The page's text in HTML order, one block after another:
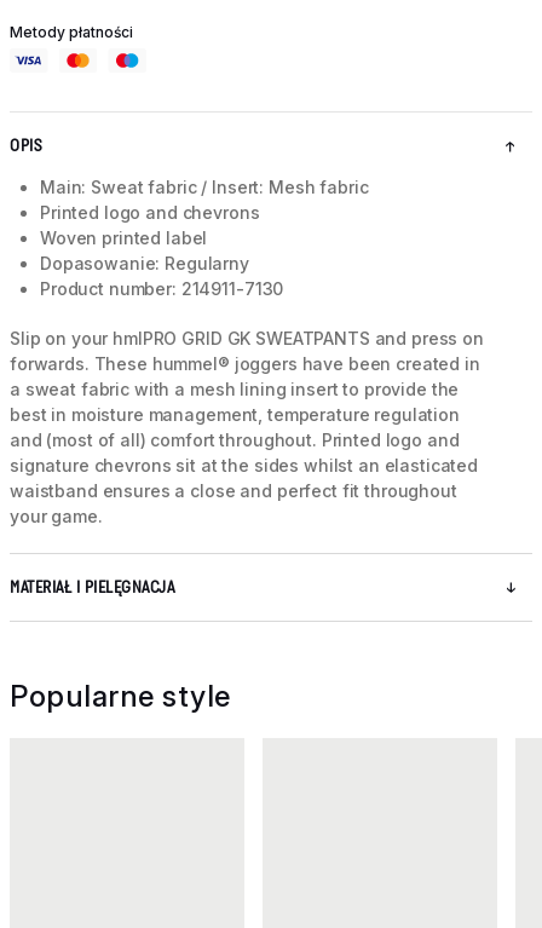
Metody płatności
OPIS
Main: Sweat fabric / Insert: Mesh fabric
Printed logo and chevrons
Woven printed label
Dopasowanie: Regularny
Product number: 214911-7130
Slip on your hmlPRO GRID GK SWEATPANTS and press on
forwards. These hummel® joggers have been created in
a sweat fabric with a mesh lining insert to provide the
best in moisture management, temperature regulation
and (most of all) comfort throughout. Printed logo and
signature chevrons sit at the sides whilst an elasticated
waistband ensures a close and perfect fit throughout
your game.
MATERIAŁ I PIELĘGNACJA
Popularne style